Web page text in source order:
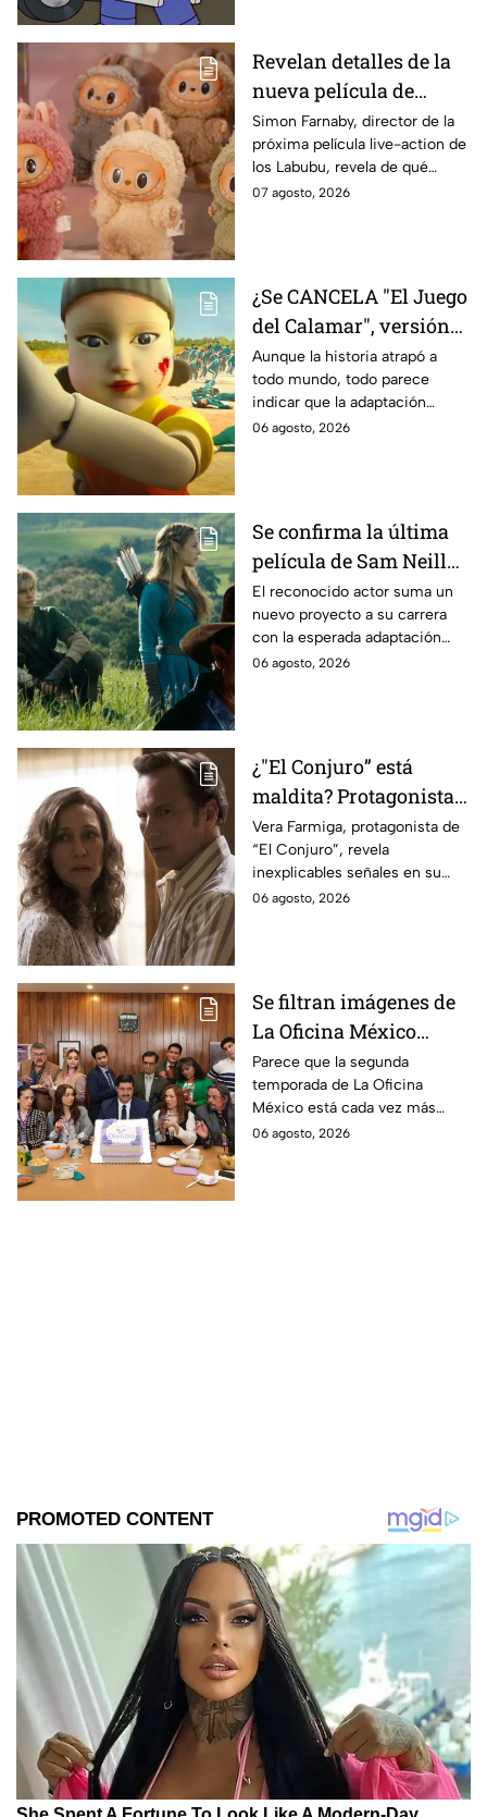
Revelan detalles de la
nueva película de
Labubu: de qué tratará
y cuándo se estrena
Simon Farnaby, director de la
próxima película live-action de
los Labubu, revela de qué
tratará la cinta. Aquí te
07 agosto, 2026
¿Se CANCELA "El Juego
del Calamar", versión
Estados Unidos? Esto
es lo que se sabe al
momento
Aunque la historia atrapó a
todo mundo, todo parece
indicar que la adaptación
podría ser cancelada:
06 agosto, 2026
Se confirma la última
película de Sam Neill
antes de morir: esto es
lo que se sabe hasta
ahora
El reconocido actor suma un
nuevo proyecto a su carrera
con la esperada adaptación
cinematográfica del popular
06 agosto, 2026
¿"El Conjuro” está
maldita? Protagonista
revela INQUIETANTES
señales en su cuerpo
durante la grabación de
la película
Vera Farmiga, protagonista de
“El Conjuro”, revela
inexplicables señales en su
cuerpo durante el rodaje de la
06 agosto, 2026
Se filtran imágenes de
La Oficina México
temporada 2 y un
detalle desata teorías
entre los fans
Parece que la segunda
temporada de La Oficina
México está cada vez más
cerca, pues el elenco ya se
06 agosto, 2026